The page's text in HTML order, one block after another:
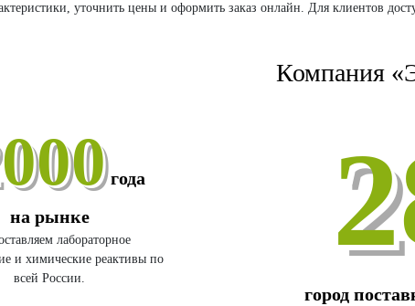
уточнить цены и оформить заказ онлайн. Для клиентов
Компания
года
на рынке
лабораторное
и химические реактивы по
всей России.
город